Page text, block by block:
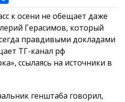
к осени не обещает даже
Герасимов, который
правдивыми докладами
ТГ-канал рф
ссылаясь на источники в
генштаба говорил,